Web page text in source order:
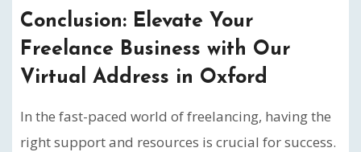
Conclusion: Elevate Your
Freelance Business with Our
Virtual Address in Oxford
In the fast-paced world of freelancing, having the
right support and resources is crucial for success.